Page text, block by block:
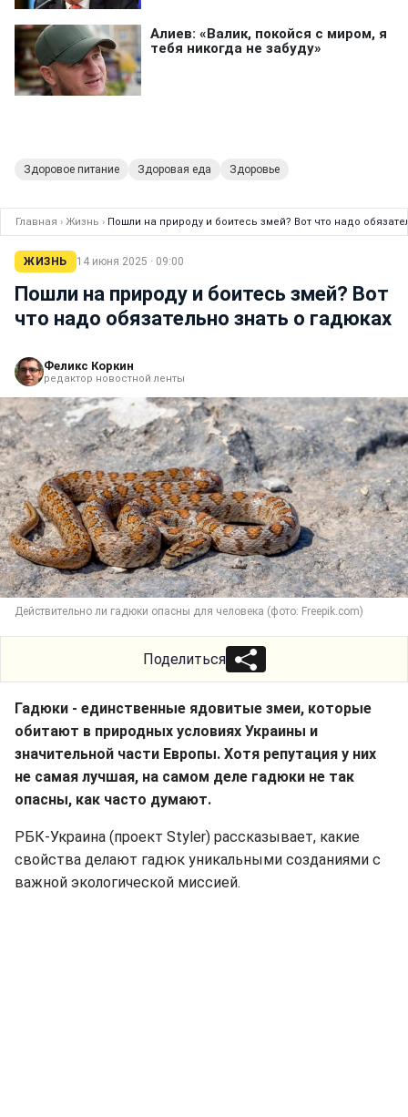
Здоровое питание Здоровая еда Здоровье
Главная › Жизнь › Пошли на природу и боитесь змей? Вот что надо
ЖИЗНЬ 14 июня 2025 · 09:00
Пошли на природу и боитесь змей? Вот
что надо обязательно знать о гадюках
Феликс Коркин
редактор новостной ленты
Действительно ли гадюки опасны для человека (фото: Freepik.com)
Поделиться
Гадюки - единственные ядовитые змеи, которые
обитают в природных условиях Украины и
значительной части Европы. Хотя репутация у них
не самая лучшая, на самом деле гадюки не так
опасны, как часто думают.
РБК-Украина (проект Styler) рассказывает, какие
свойства делают гадюк уникальными созданиями с
важной экологической миссией.